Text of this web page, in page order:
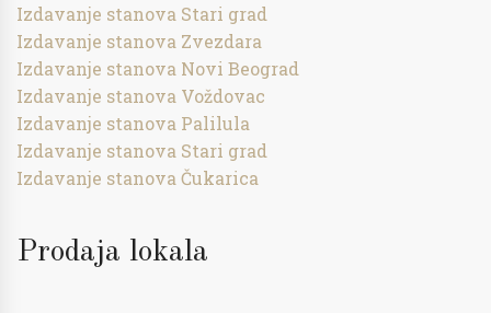
Izdavanje stanova Stari grad
Izdavanje stanova Zvezdara
Izdavanje stanova Novi Beograd
Izdavanje stanova Voždovac
Izdavanje stanova Palilula
Izdavanje stanova Stari grad
Izdavanje stanova Čukarica
Prodaja lokala